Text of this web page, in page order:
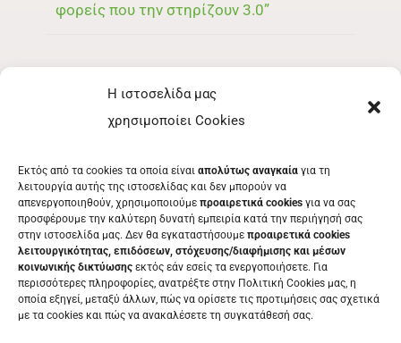
Η ιστοσελίδα μας
χρησιμοποίει Cookies
Εκτός από τα cookies τα οποία είναι απολύτως αναγκαία για τη
λειτουργία αυτής της ιστοσελίδας και δεν μπορούν να
απενεργοποιηθούν, χρησιμοποιούμε προαιρετικά cookies για να σας
προσφέρουμε την καλύτερη δυνατή εμπειρία κατά την περιήγησή σας
στην ιστοσελίδα μας. Δεν θα εγκαταστήσουμε προαιρετικά cookies
λειτουργικότητας, επιδόσεων, στόχευσης/διαφήμισης και μέσων
κοινωνικής δικτύωσης εκτός εάν εσείς τα ενεργοποιήσετε. Για
περισσότερες πληροφορίες, ανατρέξτε στην Πολιτική Cookies μας, η
οποία εξηγεί, μεταξύ άλλων, πώς να ορίσετε τις προτιμήσεις σας σχετικά
με τα cookies και πώς να ανακαλέσετε τη συγκατάθεσή σας.
φορείς που την στηρίζουν 3.0”
ΕΘΕΛΟΝΤΉΣ
ΤΑ ΝΈΑ ΜΑΣ
ΕΠΙΚΟΙΝΩΝΊΑ
ΕΚΔΗΛΩΣΕΙΣ